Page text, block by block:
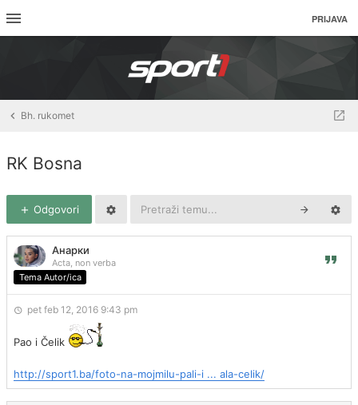
PRIJAVA
Bh. rukomet
RK Bosna
Odgovori
Анарки
Acta, non verba
Tema Autor/ica
pet feb 12, 2016 9:43 pm
Pao i Čelik
http://sport1.ba/foto-na-mojmilu-pali-i ... ala-celik/